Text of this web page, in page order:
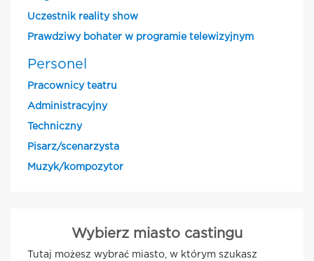
Uczestnik reality show
Prawdziwy bohater w programie telewizyjnym
Personel
Pracownicy teatru
Administracyjny
Techniczny
Pisarz/scenarzysta
Muzyk/kompozytor
Wybierz miasto castingu
Tutaj możesz wybrać miasto, w którym szukasz